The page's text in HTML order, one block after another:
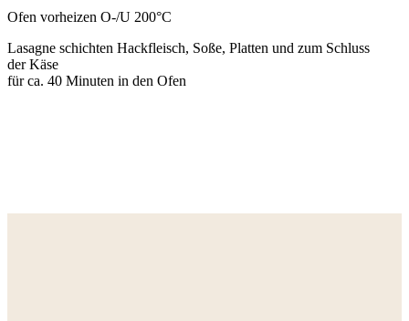
Ofen vorheizen O-/U 200°C
Lasagne schichten Hackfleisch, Soße, Platten und zum Schluss
der Käse
für ca. 40 Minuten in den Ofen